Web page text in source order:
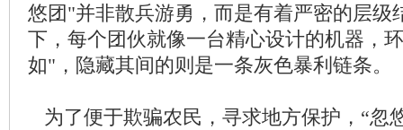
悠团"并非散兵游勇，而是有着严密的层级
下，每个团伙就像一台精心设计的机器，
如"，隐藏其间的则是一条灰色暴利链条。
为了便于欺骗农民，寻求地方保护，“忽